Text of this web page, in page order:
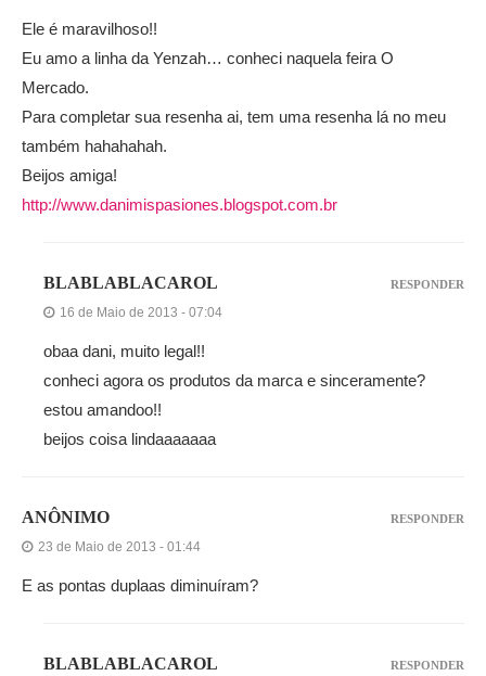
Ele é maravilhoso!!
Eu amo a linha da Yenzah… conheci naquela feira O
Mercado.
Para completar sua resenha ai, tem uma resenha lá no meu
também hahahahah.
Beijos amiga!
http://www.danimispasiones.blogspot.com.br
BLABLABLACAROL
16 de Maio de 2013 - 07:04
obaa dani, muito legal!!
conheci agora os produtos da marca e sinceramente?
estou amandoo!!
beijos coisa lindaaaaaaa
RESPONDER
ANÔNIMO
23 de Maio de 2013 - 01:44
E as pontas duplaas diminuíram?
RESPONDER
BLABLABLACAROL RESPONDER